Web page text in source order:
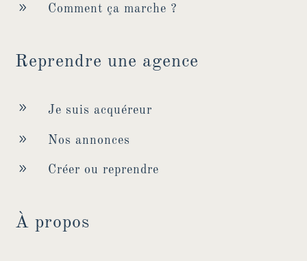
9 Comment ça marche ?
Reprendre une agence
9 Je suis acquéreur
9 Nos annonces
9 Créer ou reprendre
À propos